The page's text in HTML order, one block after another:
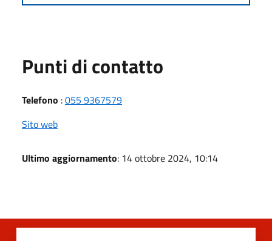
Punti di contatto
Telefono :055 9367579
Sito web
Ultimo aggiornamento: 14 ottobre 2024, 10:14